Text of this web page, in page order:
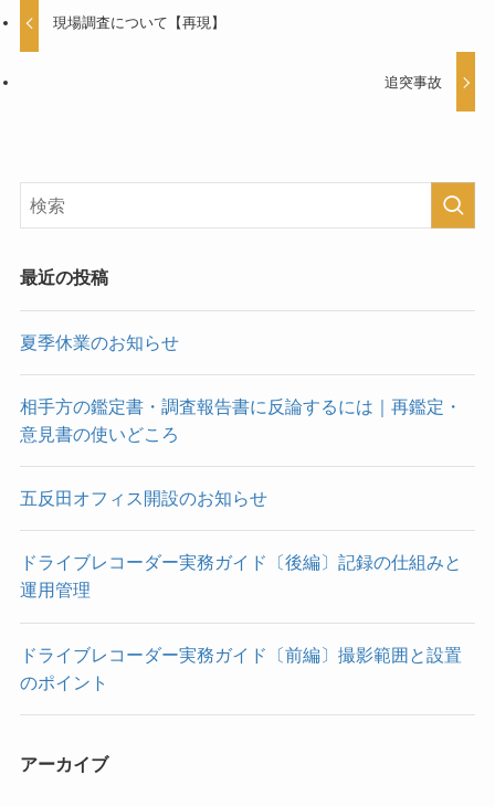
現場調査について【再現】
追突事故
最近の投稿
夏季休業のお知らせ
相手方の鑑定書・調査報告書に反論するには｜再鑑定・
意見書の使いどころ
五反田オフィス開設のお知らせ
ドライブレコーダー実務ガイド〔後編〕記録の仕組みと
運用管理
ドライブレコーダー実務ガイド〔前編〕撮影範囲と設置
のポイント
アーカイブ